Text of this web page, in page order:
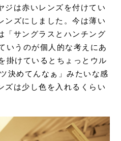
ジは赤いレンズを付けてい
ンズにしました。今は薄い
「サングラスとハンチング
いうのが個人的な考えにあ
掛けているとちょっとウル
決めてんなぁ」みたいな感
ズは少し色を入れるくらい